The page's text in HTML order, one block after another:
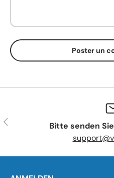
Poster un
Précédent
Bitte senden